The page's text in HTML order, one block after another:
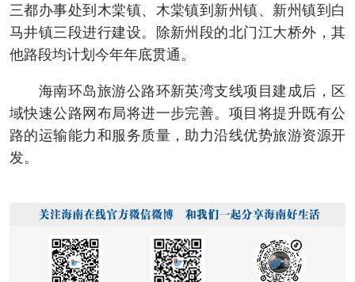
三都办事处到木棠镇、木棠镇到新州镇、新州镇到白
马井镇三段进行建设。除新州段的北门江大桥外，其
他路段均计划今年年底贯通。
海南环岛旅游公路环新英湾支线项目建成后，区
域快速公路网布局将进一步完善。项目将提升既有公
路的运输能力和服务质量，助力沿线优势旅游资源开
发。